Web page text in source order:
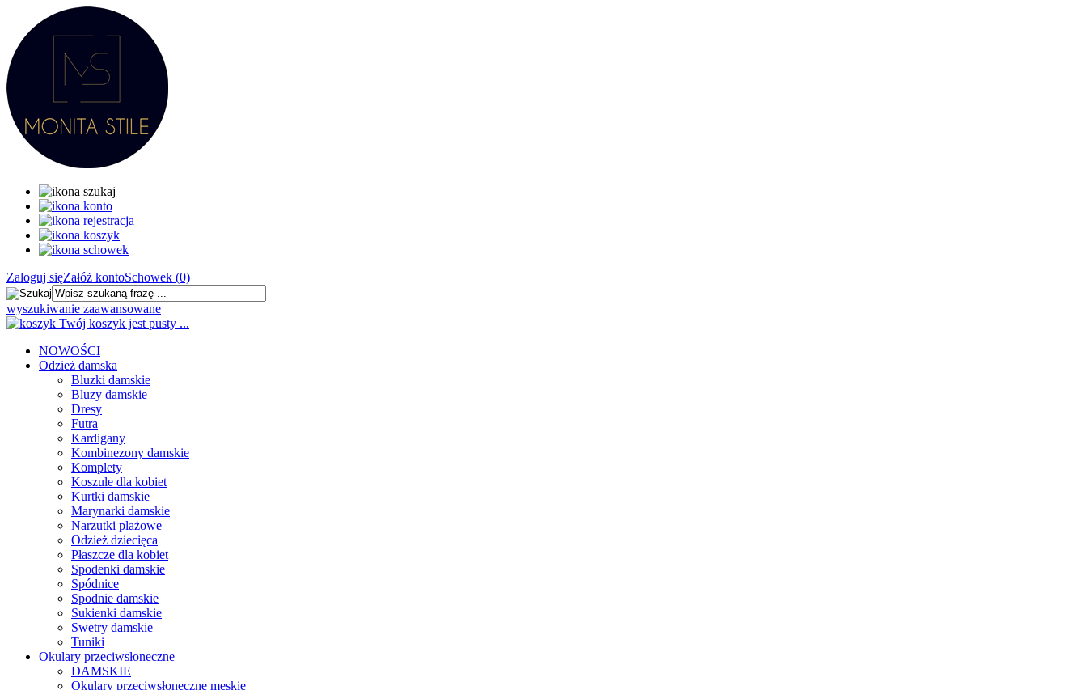
Zaloguj sięZałóż kontoSchowek (0)
wyszukiwanie zaawansowane
Twój koszyk jest pusty ...
NOWOŚCI
Odzież damska
Bluzki damskie
Bluzy damskie
Dresy
Futra
Kardigany
Kombinezony damskie
Komplety
Koszule dla kobiet
Kurtki damskie
Marynarki damskie
Narzutki plażowe
Odzież dziecięca
Płaszcze dla kobiet
Spodenki damskie
Spódnice
Spodnie damskie
Sukienki damskie
Swetry damskie
Tuniki
Okulary przeciwsłoneczne
DAMSKIE
Okulary przeciwsłoneczne męskie